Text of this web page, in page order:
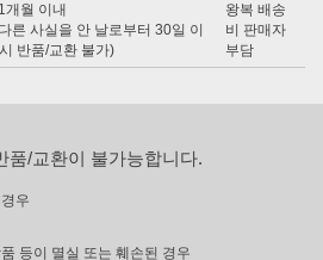
개월 이내
른 사실을 안 날로부터 30일 이
반품/교환 불가)
왕복 배송
비 판매자
부담
품/교환이 불가능합니다.
우
등이 멸실 또는 훼손된 경우